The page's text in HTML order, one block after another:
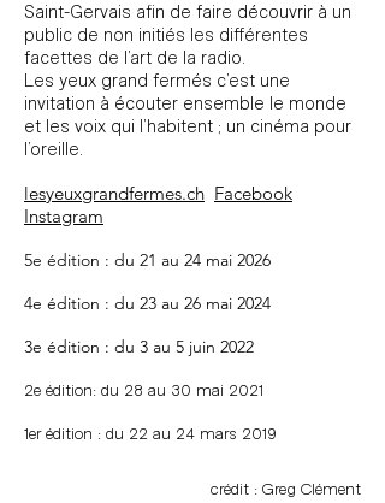
Saint-Gervais afin de faire découvrir à un
public de non initiés les différentes
facettes de l’art de la radio.
Les yeux grand fermés c’est une
invitation à écouter ensemble le monde
et les voix qui l’habitent ; un cinéma pour
l’oreille.
lesyeuxgrandfermes.ch Facebook
Instagram
5e édition : du 21 au 24 mai 2026
4e édition : du 23 au 26 mai 2024
3e édition : du 3 au 5 juin 2022
2e édition: du 28 au 30 mai 2021
1er édition : du 22 au 24 mars 2019
crédit : Greg Clément